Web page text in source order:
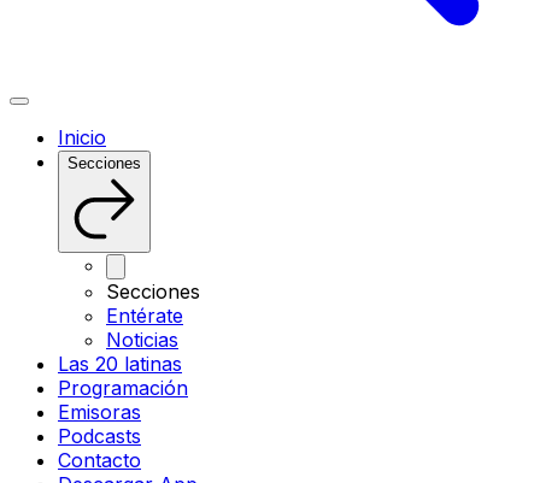
Inicio
Secciones
Secciones
Entérate
Noticias
Las 20 latinas
Programación
Emisoras
Podcasts
Contacto